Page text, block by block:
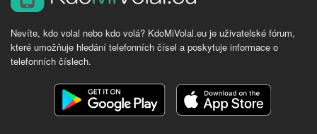
Nevíte, kdo volal nebo kdo volá? KdoMiVolal.eu je uživatelské fórum,
které umožňuje hledání telefonních čísel a poskytuje informace o
telefonních číslech.